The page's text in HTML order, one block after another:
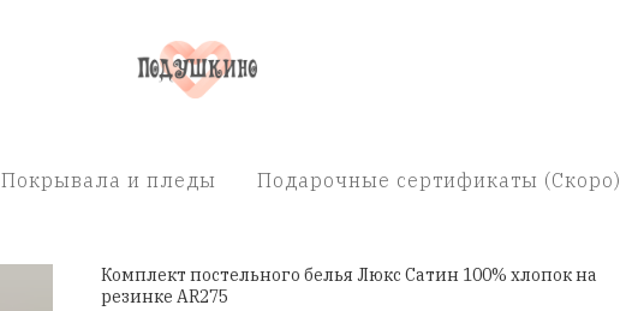
Покрывала и пледы Подарочные сертификаты (Скоро)
Комплект постельного белья Люкс Сатин 100% хлопок на
резинке AR275